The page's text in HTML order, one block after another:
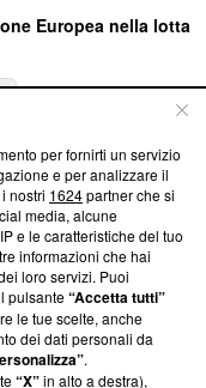
Europea nella lotta
su Blasting
ci impegniamo a
aderenza a
News non è
di farne
una verifica di
per fornirti un servizio
e per analizzare il
nostri 1624partner che si
media, alcune
e le caratteristiche del tuo
informazioni che hai
loro servizi. Puoi
pulsante“Accetta tutti”
le tue scelte, anche
dei dati personali da
.
“X”in alto a destra),